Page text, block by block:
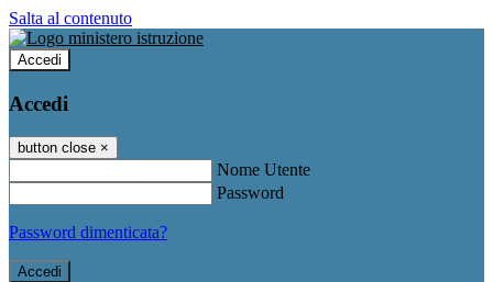
Salta al contenuto
Accedi
Accedi
button close ×
Nome Utente
Password
Password dimenticata?